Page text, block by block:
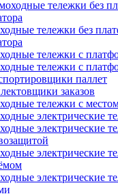
тележки без
тележки с
тележки с
паллет
заказов
тележки с
электрические
электрические
электрические
электрические